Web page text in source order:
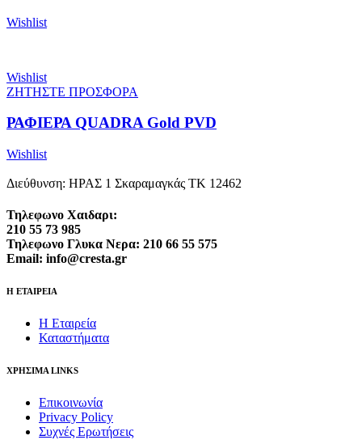
Wishlist
Wishlist
ΖΗΤΗΣΤΕ ΠΡΟΣΦΟΡΑ
ΡΑΦΙΕΡΑ QUADRA Gold PVD
Wishlist
Διεύθυνση: ΗΡΑΣ 1 Σκαραμαγκάς ΤΚ 12462
Τηλεφωνο Χαιδαρι:
210 55 73 985
Τηλεφωνο Γλυκα Νερα: 210 66 55 575
Email: info@cresta.gr
Η ΕΤΑΙΡΕΙΑ
Η Εταιρεία
Καταστήματα
ΧΡΗΣΙΜΑ LINKS
Επικοινωνία
Privacy Policy
Συχνές Ερωτήσεις